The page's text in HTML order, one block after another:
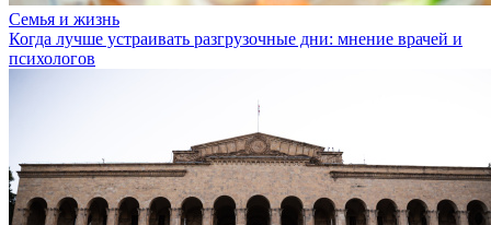
Семья и жизнь
Когда лучше устраивать разгрузочные дни: мнение врачей и
психологов